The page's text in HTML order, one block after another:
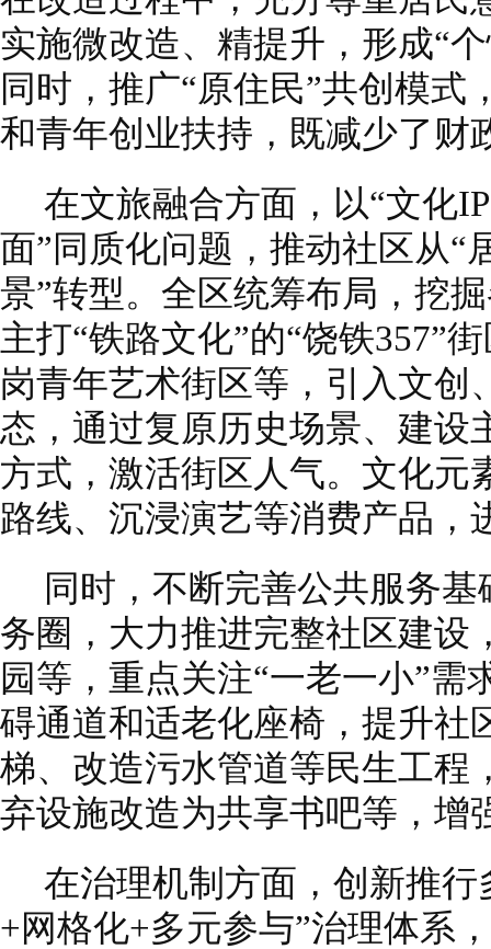
实施微改造、精提升，形成“
同时，推广“原住民”共创模
和青年创业扶持，既减少了财
在文旅融合方面，以“文化
面”同质化问题，推动社区从“
景”转型。全区统筹布局，挖
主打“铁路文化”的“饶铁357”
岗青年艺术街区等，引入文创
态，通过复原历史场景、建设
方式，激活街区人气。文化元
路线、沉浸演艺等消费产品，
同时，不断完善公共服务
务圈，大力推进完整社区建设
园等，重点关注“一老一小”
碍通道和适老化座椅，提升社
梯、改造污水管道等民生工程
弃设施改造为共享书吧等，增
在治理机制方面，创新推
+网格化+多元参与”治理体系